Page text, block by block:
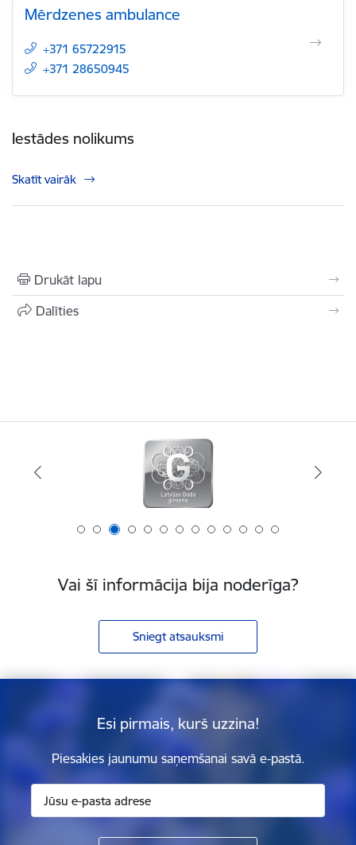
Mērdzenes ambulance
+371 65722915
+371 28650945
Iestādes nolikums
Skatīt vairāk
Drukāt lapu
Dalīties
Vai šī informācija bija noderīga?
Sniegt atsauksmi
Esi pirmais, kurš uzzina!
Piesakies jaunumu saņemšanai savā e-pastā.